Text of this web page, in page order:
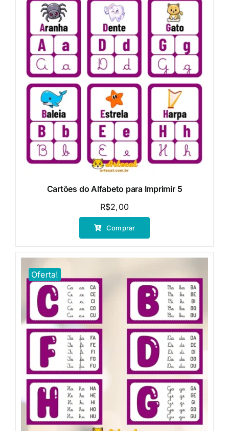
Cartões do Alfabeto para Imprimir 5
R$2,00
Comprar
Oferta!